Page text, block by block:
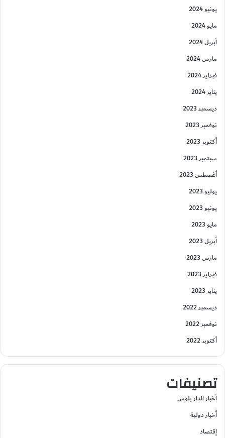
يونيو 2024
مايو 2024
أبريل 2024
مارس 2024
فبراير 2024
يناير 2024
ديسمبر 2023
نوفمبر 2023
أكتوبر 2023
سبتمبر 2023
أغسطس 2023
يوليو 2023
يونيو 2023
مايو 2023
أبريل 2023
مارس 2023
فبراير 2023
يناير 2023
ديسمبر 2022
نوفمبر 2022
أكتوبر 2022
تصنيفات
أخبار الدار بلوس
أخبار دولية
إقتصاد